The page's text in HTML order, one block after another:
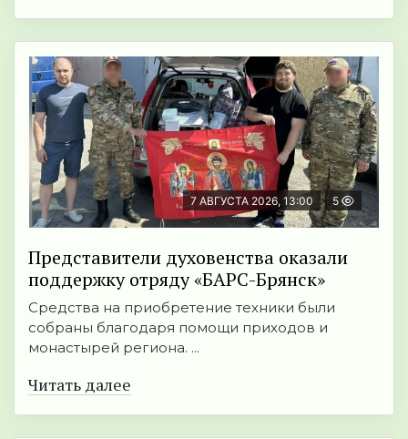
7 АВГУСТА 2026, 13:00 5
Представители духовенства оказали
поддержку отряду «БАРС-Брянск»
Средства на приобретение техники были
собраны благодаря помощи приходов и
монастырей региона. ...
Читать далее